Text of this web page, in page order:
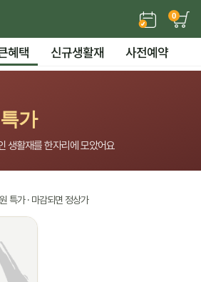
0
혜택 신규생활재 사전예약
가
생활재를 한자리에 모았어요
특가 · 마감되면 정상가